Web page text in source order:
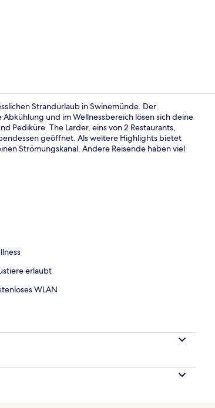
2
Strandurlaub in Swinemünde. Der
und im Wellnessbereich lösen sich deine
Pediküre. The Larder, eins von 2 Restaurants,
geöffnet. Als weitere Highlights bietet
Strömungskanal. Andere Reisende haben viel
erlaubt
WLAN